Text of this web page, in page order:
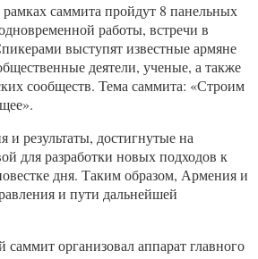
саммита пройдут 8 панельных
работы, встречи в
выступят известные армяне
деятели, ученые, а также
сообществ. Тема саммита: «Строим
результаты, достигнутые на
для разработки новых подходов к
дня. Таким образом, Армения и
и пути дальнейшей
организовал аппарат главного